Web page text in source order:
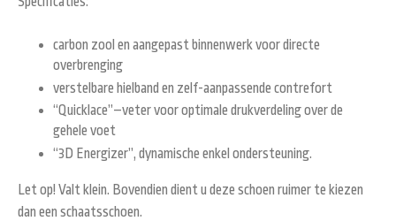
carbon zool en aangepast binnenwerk voor directe
overbrenging
verstelbare hielband en zelf-aanpassende contrefort
“Quicklace”–veter voor optimale drukverdeling over de
gehele voet
“3D Energizer”, dynamische enkel ondersteuning.
Let op! Valt klein. Bovendien dient u deze schoen ruimer te kiezen
dan een schaatsschoen.